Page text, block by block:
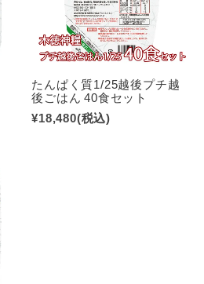
たんぱく質1/25越後プチ越
後ごはん 40食セット
¥18,480(税込)